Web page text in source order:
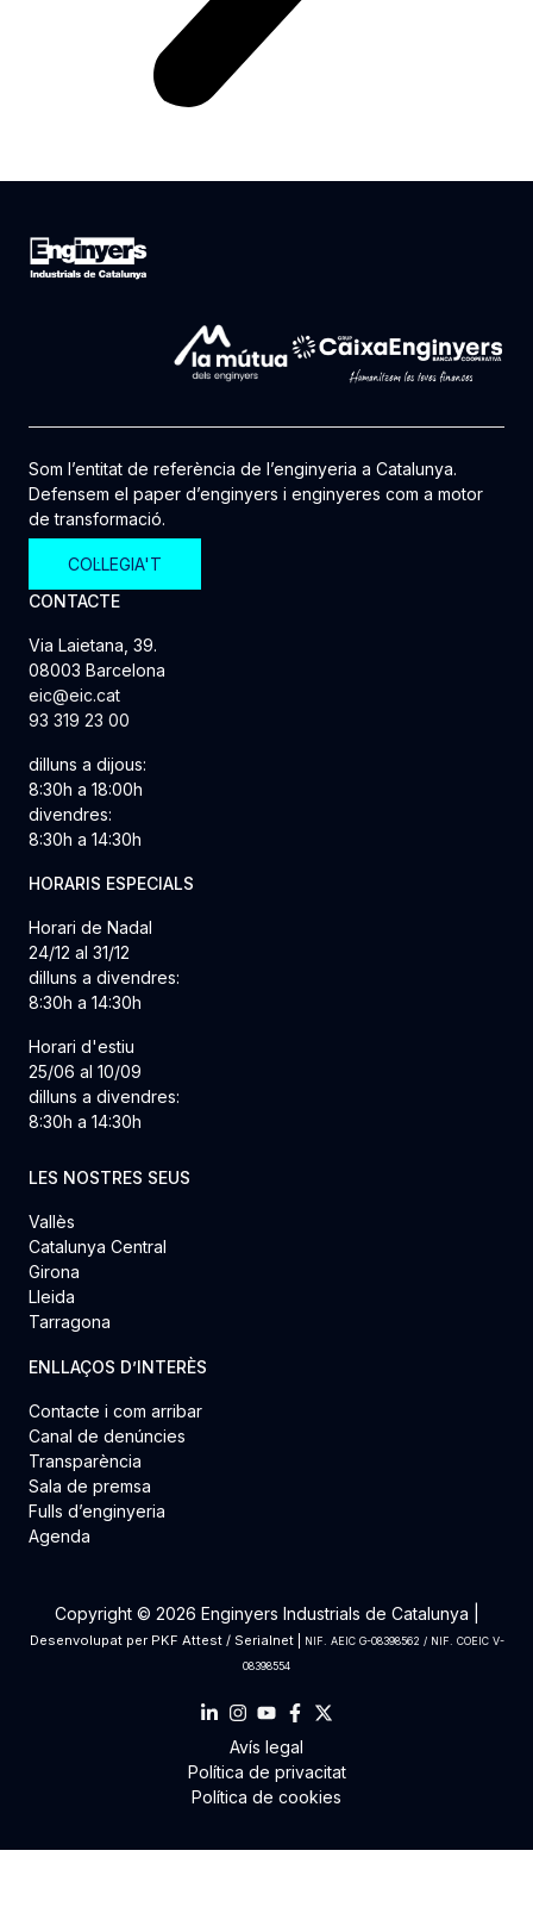
Som l’entitat de referència de l’enginyeria a Catalunya.
Defensem el paper d’enginyers i enginyeres com a motor
de transformació.
COL·LEGIA'T
CONTACTE
Via Laietana, 39.
08003 Barcelona
eic@eic.cat
93 319 23 00
dilluns a dijous:
8:30h a 18:00h
divendres:
8:30h a 14:30h
HORARIS ESPECIALS
Horari de Nadal
24/12 al 31/12
dilluns a divendres:
8:30h a 14:30h
Horari d'estiu
25/06 al 10/09
dilluns a divendres:
8:30h a 14:30h
LES NOSTRES SEUS
Vallès
Catalunya Central
Girona
Lleida
Tarragona
ENLLAÇOS D’INTERÈS
Contacte i com arribar
Canal de denúncies
Transparència
Sala de premsa
Fulls d’enginyeria
Agenda
Copyright © 2026 Enginyers Industrials de Catalunya |
Desenvolupat per PKF Attest/ Serialnet|
NIF. AEIC G-08398562 / NIF. COEIC V-
08398554
Avís legal
Política de privacitat
Política de cookies